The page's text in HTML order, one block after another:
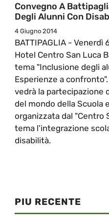
Convegno A
Degli Alunni Con
4 Giugno 2014
BATTIPAGLIA - Venerdì
Hotel Centro San Luca
tema "Inclusione degli
Esperienze a
vedrà la partecipazione
del mondo della Scuola
organizzata dal "Centro
tema l'integrazione
disabilità.
PIU RECENTE